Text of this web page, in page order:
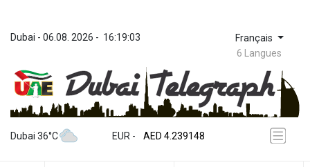
Dubai - 06.08. 2026 - 16:19:03 Français
6 Langues
Dubai 36°C EUR -
ZWL 371.682381
AED 4.239148
AED 4.239148
AFN 76.183133